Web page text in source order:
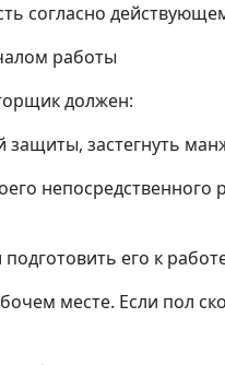
согласно
работы
должен:
защиты, застегнуть
его к
месте. Если пол